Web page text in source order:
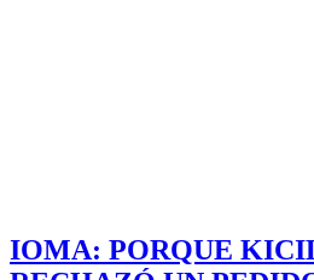
IOMA: PORQUE